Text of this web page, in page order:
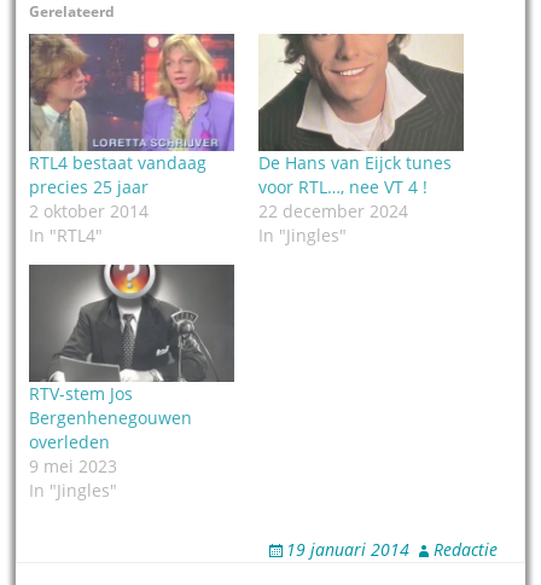
Gerelateerd
RTL4 bestaat vandaag
precies 25 jaar
2 oktober 2014
In "RTL4"
De Hans van Eijck tunes
voor RTL…, nee VT 4 !
22 december 2024
In "Jingles"
RTV-stem Jos
Bergenhenegouwen
overleden
9 mei 2023
In "Jingles"
19 januari 2014 Redactie